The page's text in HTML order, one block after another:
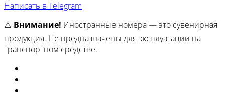
Написать в Telegram
⚠️ Внимание! Иностранные номера — это сувенирная
продукция. Не предназначены для эксплуатации на
транспортном средстве.